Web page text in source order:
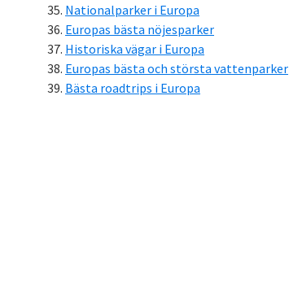
Nationalparker i Europa
Europas bästa nöjesparker
Historiska vägar i Europa
Europas bästa och största vattenparker
Bästa roadtrips i Europa